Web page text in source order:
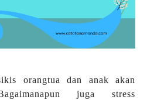
orangtua dan anak akan
juga stress